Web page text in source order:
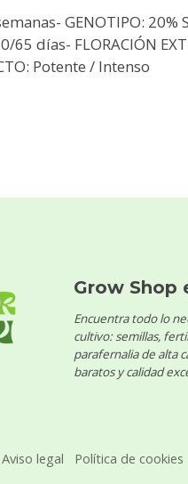
GENOTIPO:
65 días- FLORACIÓN
Potente / Intenso
Grow Shop
Encuentra todo lo
cultivo: semillas,
parafernalia de alta
baratos y calidad
Aviso legal Política de cookies